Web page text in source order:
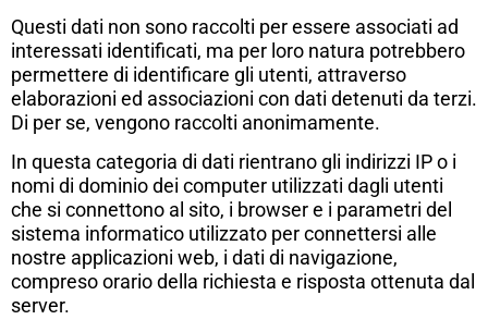
Questi dati non sono raccolti per essere associati ad
interessati identificati, ma per loro natura potrebbero
permettere di identificare gli utenti, attraverso
elaborazioni ed associazioni con dati detenuti da terzi.
Di per se, vengono raccolti anonimamente.
In questa categoria di dati rientrano gli indirizzi IP o i
nomi di dominio dei computer utilizzati dagli utenti
che si connettono al sito, i browser e i parametri del
sistema informatico utilizzato per connettersi alle
nostre applicazioni web, i dati di navigazione,
compreso orario della richiesta e risposta ottenuta dal
server.